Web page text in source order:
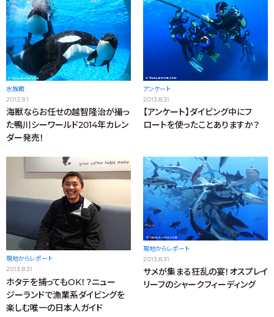
水族館
2013.9.1
海獣ならお任せの越智隆治が撮っ
た鴨川シーワールド2014年カレン
ダー発売！
アンケート
2013.8.31
【アンケート】ダイビング中にフ
ロートを使ったことありますか？
現地からレポート
2013.8.31
ホタテを捕ってもOK！？ニュー
ジーランドで漁業系ダイビングを
楽しむ唯一の日本人ガイド
現地からレポート
2013.8.31
サメが集まる狂乱の宴！オスプレイ
リーフのシャークフィーディング